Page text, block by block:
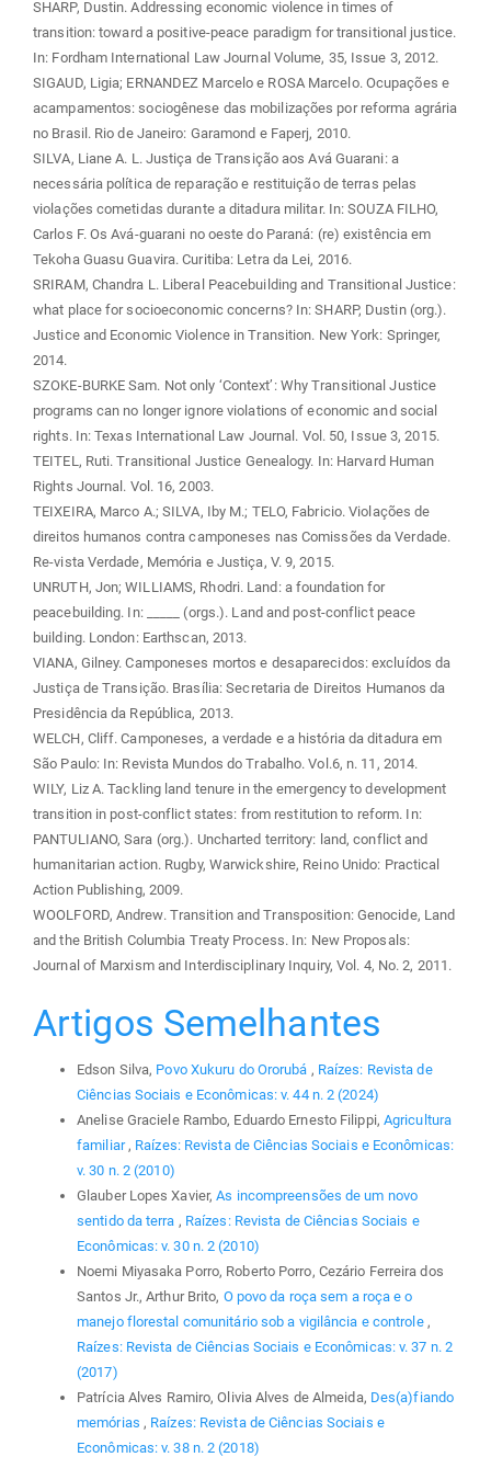
SHARP, Dustin. Addressing economic violence in times of
transition: toward a positive-peace paradigm for transitional justice.
In: Fordham International Law Journal Volume, 35, Issue 3, 2012.
SIGAUD, Ligia; ERNANDEZ Marcelo e ROSA Marcelo. Ocupações e
acampamentos: sociogênese das mobilizações por reforma agrária
no Brasil. Rio de Janeiro: Garamond e Faperj, 2010.
SILVA, Liane A. L. Justiça de Transição aos Avá Guarani: a
necessária política de reparação e restituição de terras pelas
violações cometidas durante a ditadura militar. In: SOUZA FILHO,
Carlos F. Os Avá-guarani no oeste do Paraná: (re) existência em
Tekoha Guasu Guavira. Curitiba: Letra da Lei, 2016.
SRIRAM, Chandra L. Liberal Peacebuilding and Transitional Justice:
what place for socioeconomic concerns? In: SHARP, Dustin (org.).
Justice and Economic Violence in Transition. New York: Springer,
2014.
SZOKE-BURKE Sam. Not only ‘Context’: Why Transitional Justice
programs can no longer ignore violations of economic and social
rights. In: Texas International Law Journal. Vol. 50, Issue 3, 2015.
TEITEL, Ruti. Transitional Justice Genealogy. In: Harvard Human
Rights Journal. Vol. 16, 2003.
TEIXEIRA, Marco A.; SILVA, Iby M.; TELO, Fabricio. Violações de
direitos humanos contra camponeses nas Comissões da Verdade.
Re-vista Verdade, Memória e Justiça, V. 9, 2015.
UNRUTH, Jon; WILLIAMS, Rhodri. Land: a foundation for
peacebuilding. In: _____ (orgs.). Land and post-conflict peace
building. London: Earthscan, 2013.
VIANA, Gilney. Camponeses mortos e desaparecidos: excluídos da
Justiça de Transição. Brasília: Secretaria de Direitos Humanos da
Presidência da República, 2013.
WELCH, Cliff. Camponeses, a verdade e a história da ditadura em
São Paulo: In: Revista Mundos do Trabalho. Vol.6, n. 11, 2014.
WILY, Liz A. Tackling land tenure in the emergency to development
transition in post-conflict states: from restitution to reform. In:
PANTULIANO, Sara (org.). Uncharted territory: land, conflict and
humanitarian action. Rugby, Warwickshire, Reino Unido: Practical
Action Publishing, 2009.
WOOLFORD, Andrew. Transition and Transposition: Genocide, Land
and the British Columbia Treaty Process. In: New Proposals:
Journal of Marxism and Interdisciplinary Inquiry, Vol. 4, No. 2, 2011.
Artigos Semelhantes
Edson Silva, Povo Xukuru do Ororubá , Raízes: Revista de
Ciências Sociais e Econômicas: v. 44 n. 2 (2024)
Anelise Graciele Rambo, Eduardo Ernesto Filippi, Agricultura
familiar , Raízes: Revista de Ciências Sociais e Econômicas:
v. 30 n. 2 (2010)
Glauber Lopes Xavier,As incompreensões de um novo
sentido da terra , Raízes: Revista de Ciências Sociais e
Econômicas: v. 30 n. 2 (2010)
Noemi Miyasaka Porro, Roberto Porro, Cezário Ferreira dos
Santos Jr., Arthur Brito, O povo da roça sem a roça e o
manejo florestal comunitário sob a vigilância e controle ,
Raízes: Revista de Ciências Sociais e Econômicas: v. 37 n. 2
(2017)
Patrícia Alves Ramiro, Olivia Alves de Almeida, Des(a)fiando
memórias , Raízes: Revista de Ciências Sociais e
Econômicas: v. 38 n. 2 (2018)